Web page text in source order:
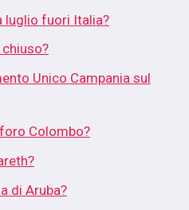
luglio fuori Italia?
Unico Campania sul
Colombo?
di Aruba?